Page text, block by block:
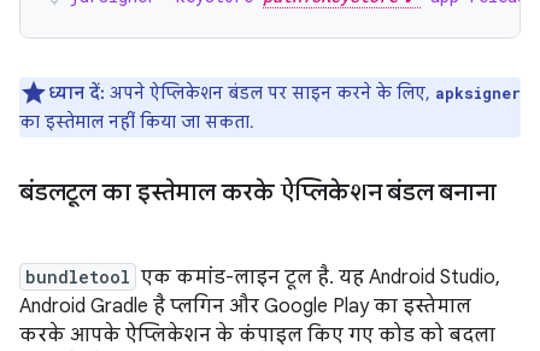
ध्यान दें: अपने ऐप्लिकेशन बंडल पर साइन करने के लिए, apksigner
का इस्तेमाल नहीं किया जा सकता.
बंडलटूल का इस्तेमाल करके ऐप्लिकेशन बंडल बनाना
bundletool एक कमांड-लाइन टूल है. यह Android Studio,
Android Gradle है प्लगिन और Google Play का इस्तेमाल
करके आपके ऐप्लिकेशन के कंपाइल किए गए कोड को बदला